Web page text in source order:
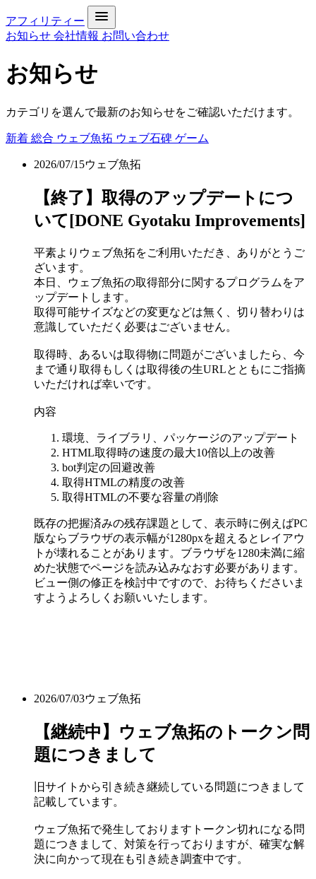
アフィリティー
お知らせ 会社情報 お問い合わせ
お知らせ
カテゴリを選んで最新のお知らせをご確認いただけます。
新着 総合 ウェブ魚拓 ウェブ石碑 ゲーム
2026/07/15ウェブ魚拓
【終了】取得のアップデートにつ
いて[DONE Gyotaku Improvements]
平素よりウェブ魚拓をご利用いただき、ありがとうご
ざいます。
本日、ウェブ魚拓の取得部分に関するプログラムをア
ップデートします。
取得可能サイズなどの変更などは無く、切り替わりは
意識していただく必要はございません。
取得時、あるいは取得物に問題がございましたら、今
まで通り取得もしくは取得後の生URLとともにご指摘
いただければ幸いです。
内容
環境、ライブラリ、パッケージのアップデート
HTML取得時の速度の最大10倍以上の改善
bot判定の回避改善
取得HTMLの精度の改善
取得HTMLの不要な容量の削除
既存の把握済みの残存課題として、表示時に例えばPC
版ならブラウザの表示幅が1280pxを超えるとレイアウ
トが壊れることがあります。ブラウザを1280未満に縮
めた状態でページを読み込みなおす必要があります。
ビュー側の修正を検討中ですので、お待ちくださいま
すようよろしくお願いいたします。
2026/07/03ウェブ魚拓
【継続中】ウェブ魚拓のトークン問
題につきまして
旧サイトから引き続き継続している問題につきまして
記載しています。
ウェブ魚拓で発生しておりますトークン切れになる問
題につきまして、対策を行っておりますが、確実な解
決に向かって現在も引き続き調査中です。